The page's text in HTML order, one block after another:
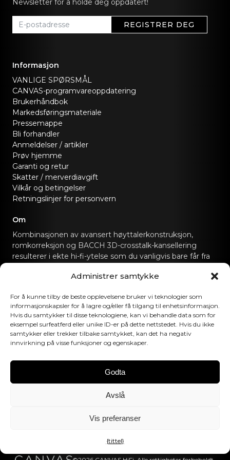
Administrer samtykke
For å kunne tilby de beste opplevelsene bruker vi teknologier som
informasjonskapsler for å lagre og/eller få tilgang til enhetsinformasjon.
Hvis du samtykker til disse teknologiene, kan vi behandle data som for
eksempel surfeatferd eller unike ID-er på dette nettstedet. Hvis du ikke
samtykker eller trekker tilbake samtykket, kan det ha negativ
innvirkning på visse funksjoner og egenskaper.
Godta
Avslå
Vis preferanser
{tittel}
Newsletter for å holde deg oppdatert!
REGISTRER DEG
Informasjon
VANLIGE SPØRSMÅL
CANVAS-programvareoppdatering
Brukerhåndbok
Markedsføringsmateriale
Pressemappe
Bli forhandler
Anmeldelser / artikler
Prøv hjemme
Garanti og retur
Skatter / merverdiavgift
Vilkår og betingelser
Retningslinjer for personvern
Om
Kombinasjonen av avansert høyttalerkonstruksjon,
romkorreksjon og BACCH 3D-crosstalk-kansellering
resulterer i ekte hi-fi-ytelse som du vanligvis bare får fra
hello@canvashifi.com Ring +45 29 75 00 45
CANVAS HiFi ApS
Flade Engvej 4
MVA-nummer:DK43519425